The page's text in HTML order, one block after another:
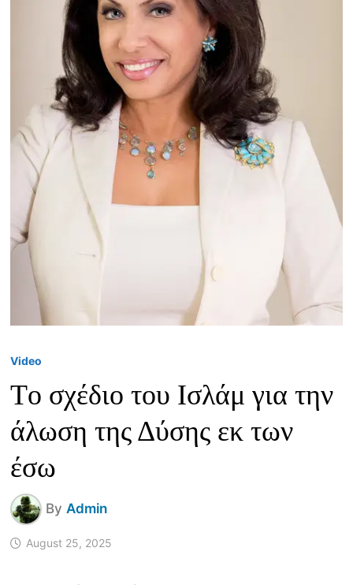
Video
Tο σχέδιο του Ισλάμ για την
άλωση της Δύσης εκ των
έσω
By Admin
August 25, 2025